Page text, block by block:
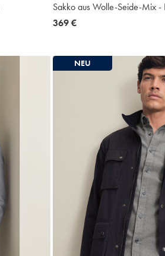
Sakko aus Wolle-Seide-Mix -
now
369 €
NEU